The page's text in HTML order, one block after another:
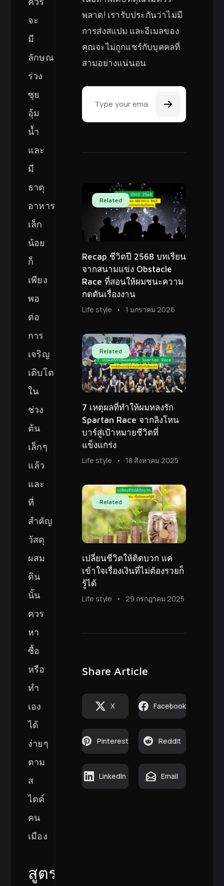
จะ
มี
ลักษณะ
ร่วง
ซุย
อุ้ม
น้ำ
และ
มี
ธาตุ
อาหาร
เล็ก
น้อย
ก็
เพียง
พอ
ต่อ
การ
เจริญ
เติบโต
ใน
ช่วง
ต้น
เล็กๆ
แล้ว
และ
ที่
สำคัญ
วัสดุ
ผสม
ดิน
นั้น
ควร
หา
ซื้อ
หรือ
ทำ
เอง
ได้
ง่ายๆ
ตาม
ส
ไตค์
คน
เมือง
สูตร
พลาด! เรารับประกันว่าไม่มี
การส่งสแปม และอีเมลของ
คุณจะไม่ถูกแชร์กับบุคคลที่
สามอย่างแน่นอน
Related
Recap ชีวิตปี 2568 บทเรียน
จากสนามแข่ง Obstacle
Race ที่สอนให้ผมชนะความ
กดดันเรื่องงาน
Life style 1 มกราคม 2026
Related
7 เหตุผลที่ทำให้ผมหลงรัก
Spartan Race จากลิงโหน
บาร์สู่เป้าหมายชีวิตที่
แข็งแกร่ง
Life style 18 สิงหาคม 2025
Related
เปลี่ยนชีวิตให้ติดบวก แค่
เข้าใจเรื่องเงินที่ไม่ต้องรวยก็
รู้ได้
Life style 29 กรกฎาคม 2025
Share Article
X Facebook
Pinterest Reddit
LinkedIn Email